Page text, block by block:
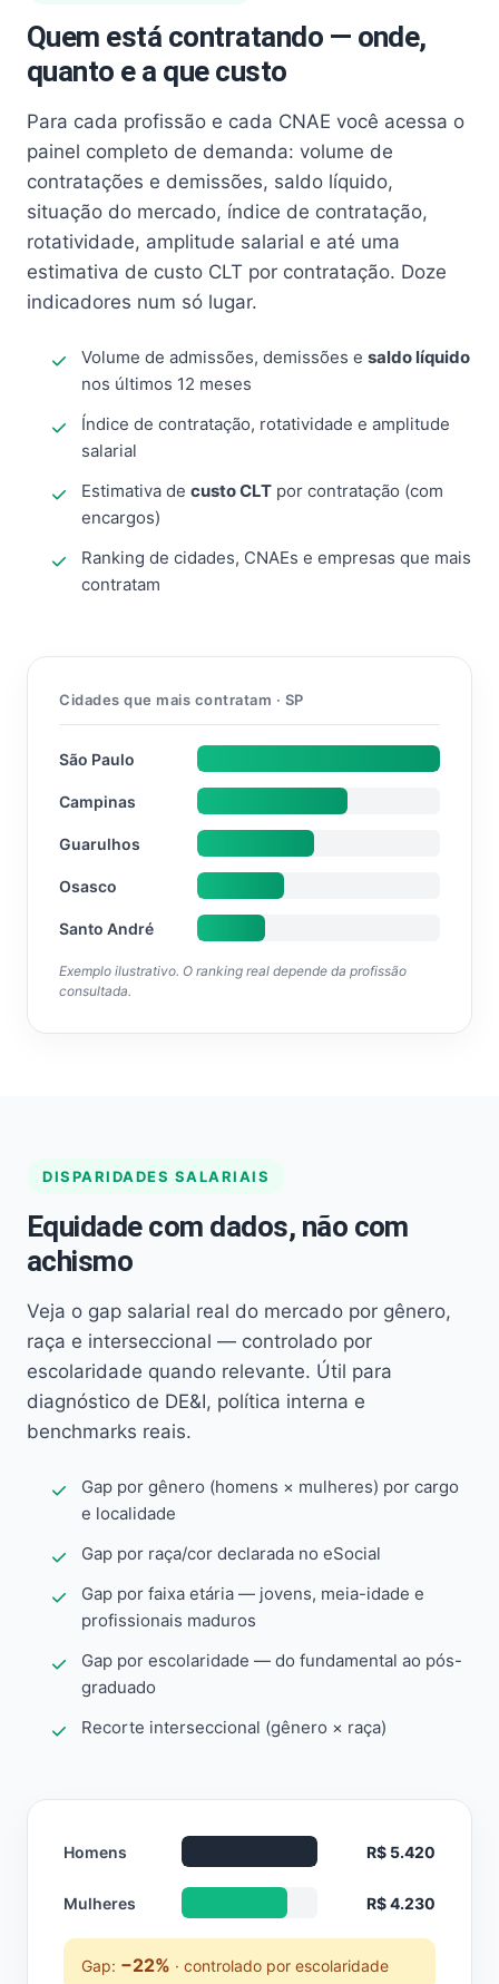
Quem está contratando — onde,
quanto e a que custo
Para cada profissão e cada CNAE você acessa o
painel completo de demanda: volume de
contratações e demissões, saldo líquido,
situação do mercado, índice de contratação,
rotatividade, amplitude salarial e até uma
estimativa de custo CLT por contratação. Doze
indicadores num só lugar.
Volume de admissões, demissões e saldo líquido
nos últimos 12 meses
Índice de contratação, rotatividade e amplitude
salarial
Estimativa de custo CLT por contratação (com
encargos)
Ranking de cidades, CNAEs e empresas que mais
contratam
Cidades que mais contratam · SP
São Paulo
Campinas
Guarulhos
Osasco
Santo André
Exemplo ilustrativo. O ranking real depende da profissão
consultada.
DISPARIDADES SALARIAIS
Equidade com dados, não com
achismo
Veja o gap salarial real do mercado por gênero,
raça e interseccional — controlado por
escolaridade quando relevante. Útil para
diagnóstico de DE&I, política interna e
benchmarks reais.
Gap por gênero (homens × mulheres) por cargo
e localidade
Gap por raça/cor declarada no eSocial
Gap por faixa etária — jovens, meia-idade e
profissionais maduros
Gap por escolaridade — do fundamental ao pós-
graduado
Recorte interseccional (gênero × raça)
Homens R$ 5.420
Mulheres R$ 4.230
Gap: −22% · controlado por escolaridade